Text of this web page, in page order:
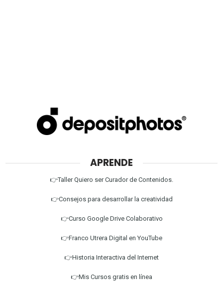
APRENDE
👉Taller Quiero ser Curador de Contenidos.
👉Consejos para desarrollar la creatividad
👉Curso Google Drive Colaborativo
👉Franco Utrera Digital en YouTube
👉Historia Interactiva del Internet
👉Mis Cursos gratis en línea